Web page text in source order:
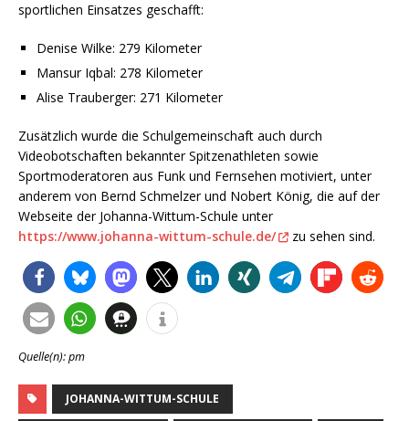
sportlichen Einsatzes geschafft:
Denise Wilke: 279 Kilometer
Mansur Iqbal: 278 Kilometer
Alise Trauberger: 271 Kilometer
Zusätzlich wurde die Schulgemeinschaft auch durch
Videobotschaften bekannter Spitzenathleten sowie
Sportmoderatoren aus Funk und Fernsehen motiviert, unter
anderem von Bernd Schmelzer und Nobert König, die auf der
Webseite der Johanna-Wittum-Schule unter
https://www.johanna-wittum-schule.de/
zu sehen sind.
Quelle(n): pm
JOHANNA-WITTUM-SCHULE